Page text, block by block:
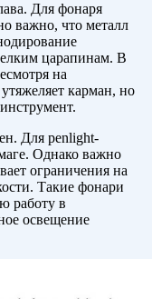
Для фонаря
важно, что металл
царапинам. В
на
карман, но
Для penlight-
Однако важно
ограничения на
Такие фонари
работу в
освещение